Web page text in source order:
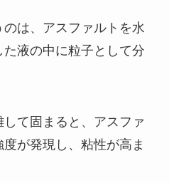
は、アスファルトを水
液の中に粒子として分
て固まると、アスファ
が発現し、粘性が高ま